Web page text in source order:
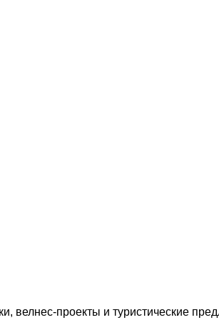
велнес-проекты и туристические